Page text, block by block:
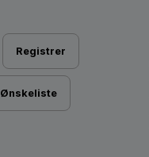
Registrer
Ønskeliste